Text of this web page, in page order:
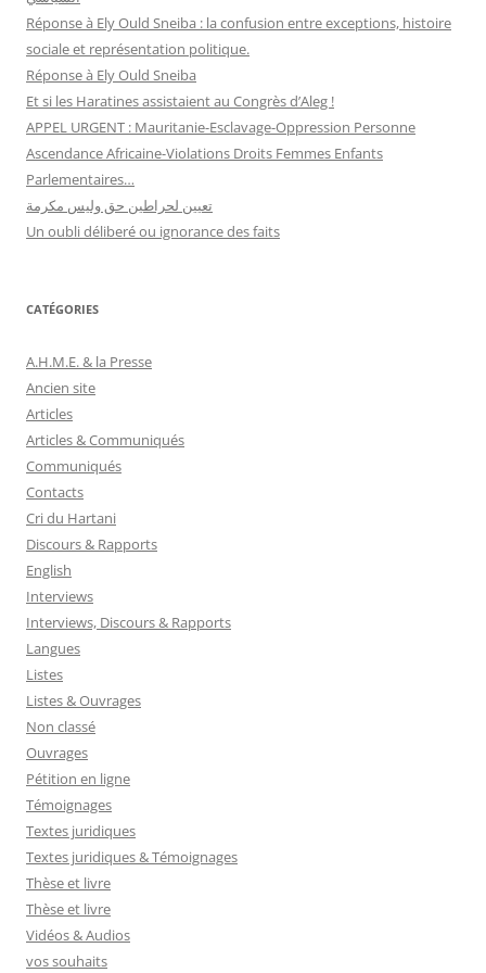
Réponse à Ely Ould Sneiba : la confusion entre exceptions, histoire
sociale et représentation politique.
Réponse à Ely Ould Sneiba
Et si les Haratines assistaient au Congrès d’Aleg !
APPEL URGENT : Mauritanie-Esclavage-Oppression Personne
Ascendance Africaine-Violations Droits Femmes Enfants
Parlementaires…
تعيين لحراطين حق وليس مكرمة
Un oubli déliberé ou ignorance des faits
CATÉGORIES
A.H.M.E. & la Presse
Ancien site
Articles
Articles & Communiqués
Communiqués
Contacts
Cri du Hartani
Discours & Rapports
English
Interviews
Interviews, Discours & Rapports
Langues
Listes
Listes & Ouvrages
Non classé
Ouvrages
Pétition en ligne
Témoignages
Textes juridiques
Textes juridiques & Témoignages
Thèse et livre
Thèse et livre
Vidéos & Audios
vos souhaits